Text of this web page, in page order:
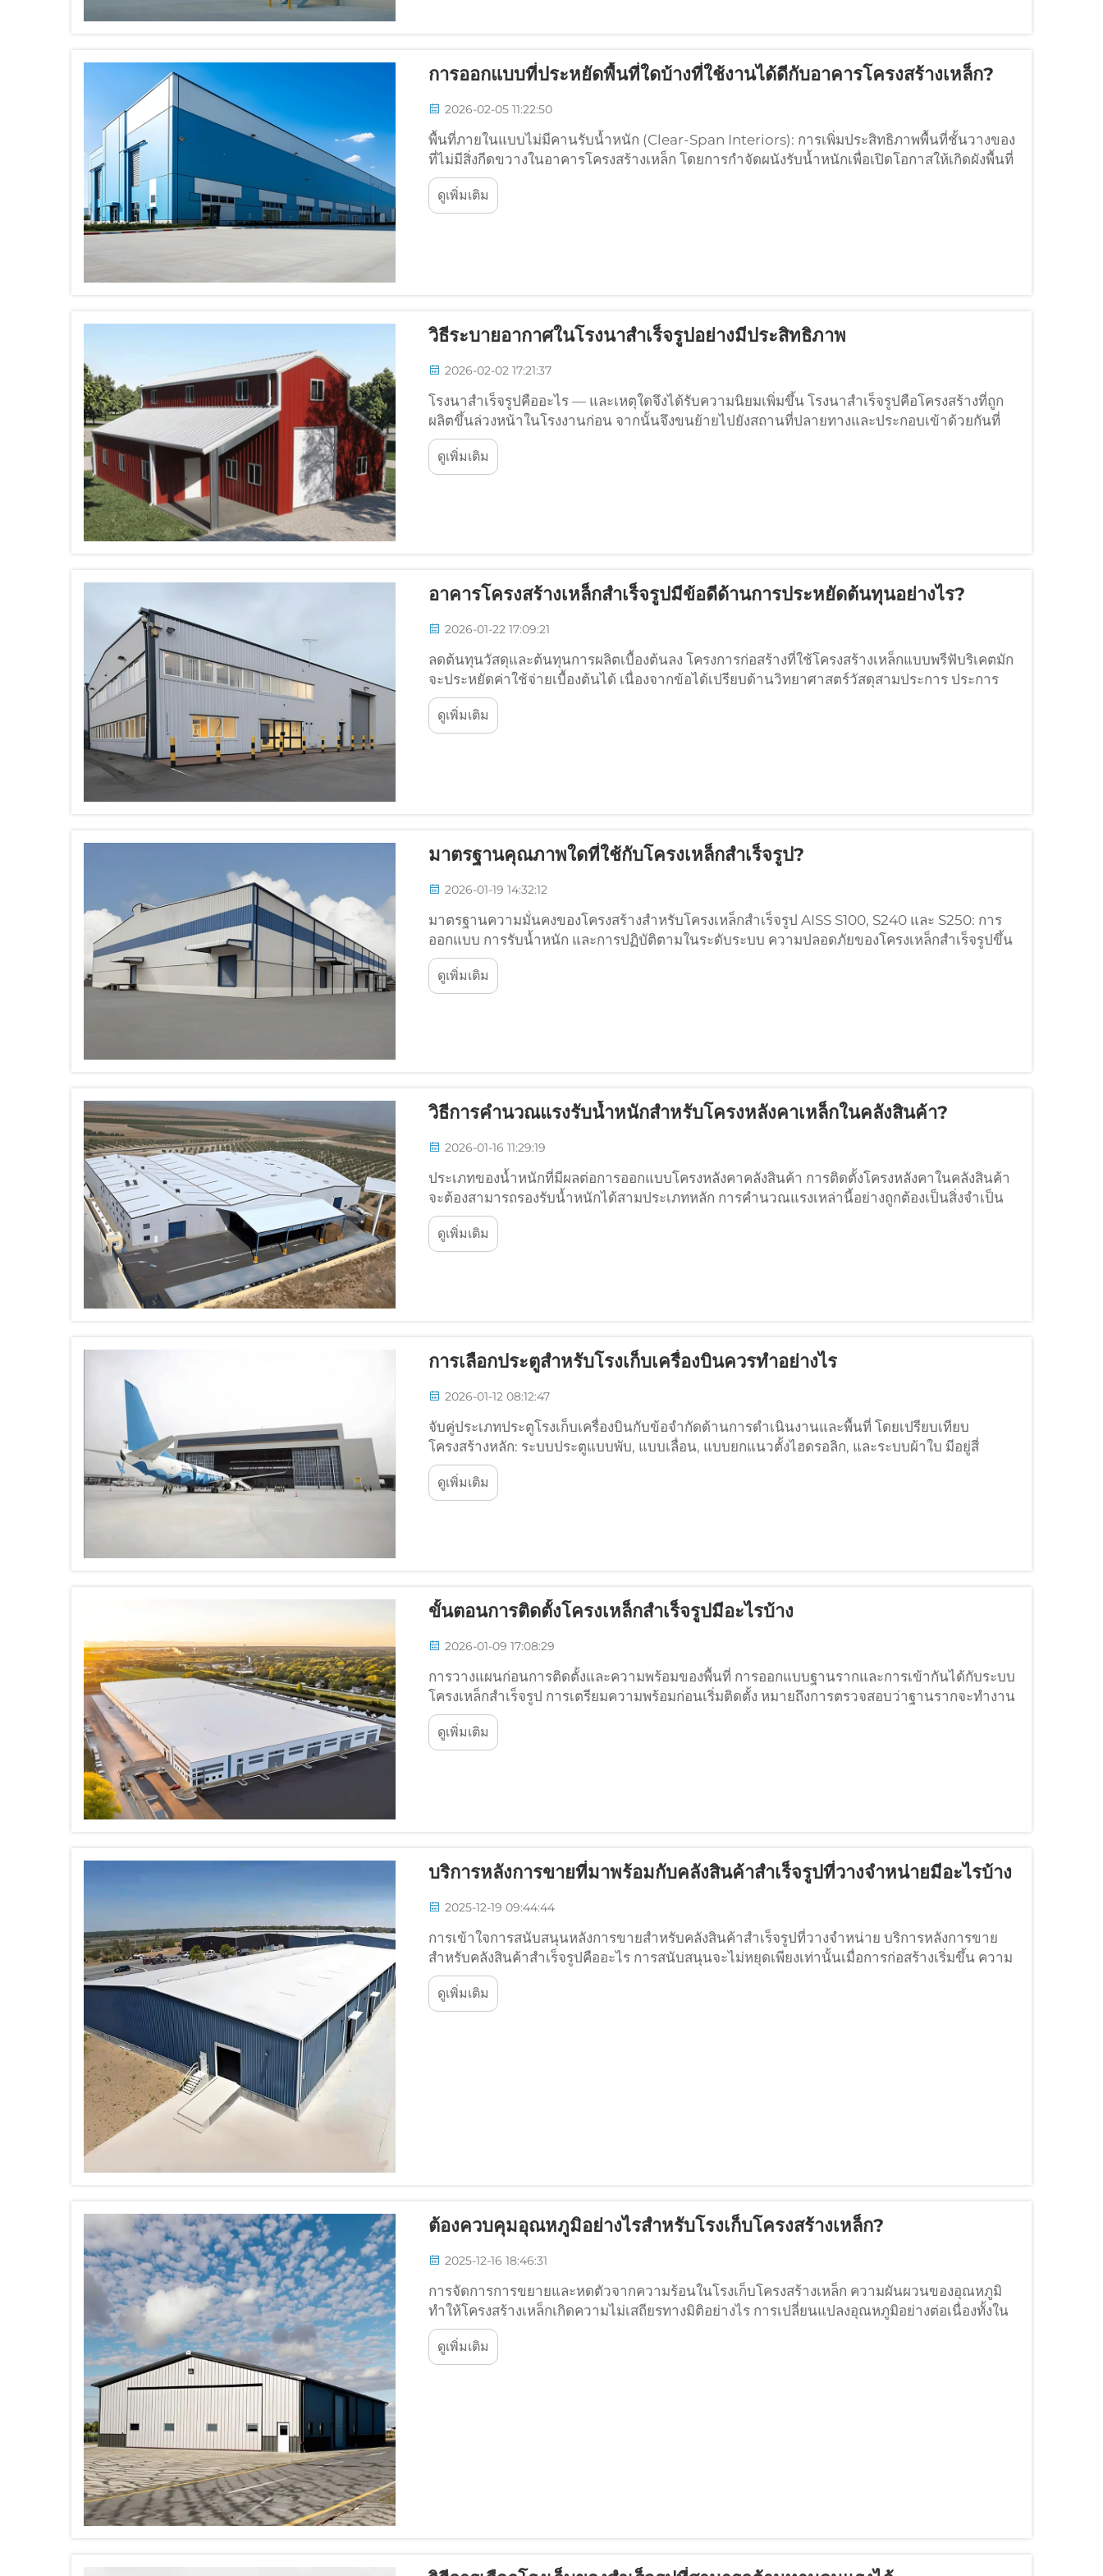
การออกแบบที่ประหยัดพื้นที่ใดบ้างที่ใช้งานได้ดีกับอาคารโครงสร้างเหล็ก?
2026-02-05 11:22:50
พื้นที่ภายในแบบไม่มีคานรับน้ำหนัก (Clear-Span Interiors): การเพิ่มประสิทธิภาพพื้นที่ชั้นวางของ
ที่ไม่มีสิ่งกีดขวางในอาคารโครงสร้างเหล็ก โดยการกำจัดผนังรับน้ำหนักเพื่อเปิดโอกาสให้เกิดผังพื้นที่
ใช้สอยที่กว้างโล่งและปรับเปลี่ยนได้อย่างยืดหยุ่น อาคารโครงสร้างเหล็กแทนที่ผนังรับน้ำหนักซึ่งก่อ
ให้เกิดความขัดขวางด้วยโครงสร้างกรอบที่ออกแบบและผลิตด้วยความแม่นยำสูง—ส่งผลให้...
ดูเพิ่มเติม
วิธีระบายอากาศในโรงนาสำเร็จรูปอย่างมีประสิทธิภาพ
2026-02-02 17:21:37
โรงนาสำเร็จรูปคืออะไร — และเหตุใดจึงได้รับความนิยมเพิ่มขึ้น โรงนาสำเร็จรูปคือโครงสร้างที่ถูก
ผลิตขึ้นล่วงหน้าในโรงงานก่อน จากนั้นจึงขนย้ายไปยังสถานที่ปลายทางและประกอบเข้าด้วยกันที่
นั่น วิธีการนี้รวมเอาการวิศวกรรมที่แม่นยำ...
ดูเพิ่มเติม
อาคารโครงสร้างเหล็กสำเร็จรูปมีข้อดีด้านการประหยัดต้นทุนอย่างไร?
2026-01-22 17:09:21
ลดต้นทุนวัสดุและต้นทุนการผลิตเบื้องต้นลง โครงการก่อสร้างที่ใช้โครงสร้างเหล็กแบบพรีฟับริเคตมัก
จะประหยัดค่าใช้จ่ายเบื้องต้นได้ เนื่องจากข้อได้เปรียบด้านวิทยาศาสตร์วัสดุสามประการ ประการ
แรก โลหะสแตนเลสมีความแข็งแรงสูงมากเมื่อเทียบกับน้ำหนักของมัน ดังนั้นเราจึงต้องใช้วัสดุ...
ดูเพิ่มเติม
มาตรฐานคุณภาพใดที่ใช้กับโครงเหล็กสำเร็จรูป?
2026-01-19 14:32:12
มาตรฐานความมั่นคงของโครงสร้างสำหรับโครงเหล็กสำเร็จรูป AISS S100, S240 และ S250: การ
ออกแบบ การรับน้ำหนัก และการปฏิบัติตามในระดับระบบ ความปลอดภัยของโครงเหล็กสำเร็จรูปขึ้น
อยู่กับมาตรฐาน AISI สามข้อหลัก ได้แก่ S100 ซึ่งครอบคลุมเหล็กเย็น ...
ดูเพิ่มเติม
วิธีการคำนวณแรงรับน้ำหนักสำหรับโครงหลังคาเหล็กในคลังสินค้า?
2026-01-16 11:29:19
ประเภทของน้ำหนักที่มีผลต่อการออกแบบโครงหลังคาคลังสินค้า การติดตั้งโครงหลังคาในคลังสินค้า
จะต้องสามารถรองรับน้ำหนักได้สามประเภทหลัก การคำนวณแรงเหล่านี้อย่างถูกต้องเป็นสิ่งจำเป็น
เพื่อความมั่นคงแข็งแรงของโครงสร้างและเพื่อให้สอดคล้องกับข้อกำหนดตามกฎหมาย น้ำหนักคงที่:
น้ำหนัก...
ดูเพิ่มเติม
การเลือกประตูสำหรับโรงเก็บเครื่องบินควรทำอย่างไร
2026-01-12 08:12:47
จับคู่ประเภทประตูโรงเก็บเครื่องบินกับข้อจำกัดด้านการดำเนินงานและพื้นที่ โดยเปรียบเทียบ
โครงสร้างหลัก: ระบบประตูแบบพับ, แบบเลื่อน, แบบยกแนวตั้งไฮดรอลิก, และระบบผ้าใบ มีอยู่สี่
ประเภทหลักของระบบประตูโรงเก็บเครื่องบิน แต่ละแบบออกแบบมาเพื่อตอบสนองความต้องการที่
แตกต่างกัน...
ดูเพิ่มเติม
ขั้นตอนการติดตั้งโครงเหล็กสำเร็จรูปมีอะไรบ้าง
2026-01-09 17:08:29
การวางแผนก่อนการติดตั้งและความพร้อมของพื้นที่ การออกแบบฐานรากและการเข้ากันได้กับระบบ
โครงเหล็กสำเร็จรูป การเตรียมความพร้อมก่อนเริ่มติดตั้ง หมายถึงการตรวจสอบว่าฐานรากจะทำงาน
ร่วมกับโครงเหล็กสำเร็จรูปได้อย่างเหมาะสมหรือไม่...
ดูเพิ่มเติม
บริการหลังการขายที่มาพร้อมกับคลังสินค้าสำเร็จรูปที่วางจำหน่ายมีอะไรบ้าง
2025-12-19 09:44:44
การเข้าใจการสนับสนุนหลังการขายสำหรับคลังสินค้าสำเร็จรูปที่วางจำหน่าย บริการหลังการขาย
สำหรับคลังสินค้าสำเร็จรูปคืออะไร การสนับสนุนจะไม่หยุดเพียงเท่านั้นเมื่อการก่อสร้างเริ่มขึ้น ความ
ช่วยเหลือด้านเทคนิคจะเริ่มตั้งแต่ขั้นตอนการติดตั้งเอง พร้อมทั้งการตรวจสอบโครงสร้าง...
ดูเพิ่มเติม
ต้องควบคุมอุณหภูมิอย่างไรสำหรับโรงเก็บโครงสร้างเหล็ก?
2025-12-16 18:46:31
การจัดการการขยายและหดตัวจากความร้อนในโรงเก็บโครงสร้างเหล็ก ความผันผวนของอุณหภูมิ
ทำให้โครงสร้างเหล็กเกิดความไม่เสถียรทางมิติอย่างไร การเปลี่ยนแปลงอุณหภูมิอย่างต่อเนื่องทั้งใน
แต่ละวันและตามฤดูกาล ทำให้โครงสร้างเหล็กเกิดการขยายตัวและ...
ดูเพิ่มเติม